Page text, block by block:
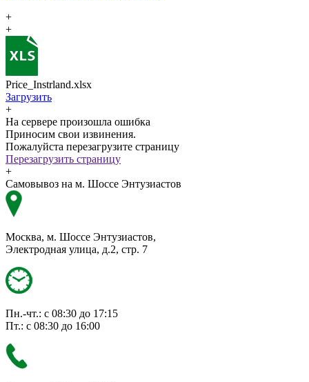
+
+
Price_Instrland.xlsx
Загрузить
+
На сервере произошла ошибка
Приносим свои извинения.
Пожалуйста перезагрузите страницу
Перезагрузить страницу
+
Самовывоз на м. Шоссе Энтузиастов
Москва, м. Шоссе Энтузиастов,
Электродная улица, д.2, стр. 7
Пн.-чт.: с 08:30 до 17:15
Пт.: с 08:30 до 16:00